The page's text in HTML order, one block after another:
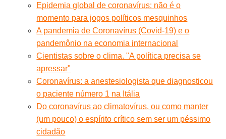
Epidemia global de coronavírus: não é o
momento para jogos políticos mesquinhos
A pandemia de Coronavírus (Covid-19) e o
pandemônio na economia internacional
Cientistas sobre o clima. "A política precisa se
apressar"
Coronavírus: a anestesiologista que diagnosticou
o paciente número 1 na Itália
Do coronavírus ao climatovírus, ou como manter
(um pouco) o espírito crítico sem ser um péssimo
cidadão